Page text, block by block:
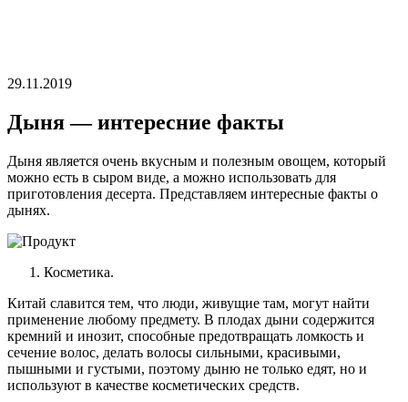
29.11.2019
Дыня — интересние факты
Дыня является очень вкусным и полезным овощем, который
можно есть в сыром виде, а можно использовать для
приготовления десерта. Представляем интересные факты о
дынях.
Косметика.
Китай славится тем, что люди, живущие там, могут найти
применение любому предмету. В плодах дыни содержится
кремний и инозит, способные предотвращать ломкость и
сечение волос, делать волосы сильными, красивыми,
пышными и густыми, поэтому дыню не только едят, но и
используют в качестве косметических средств.